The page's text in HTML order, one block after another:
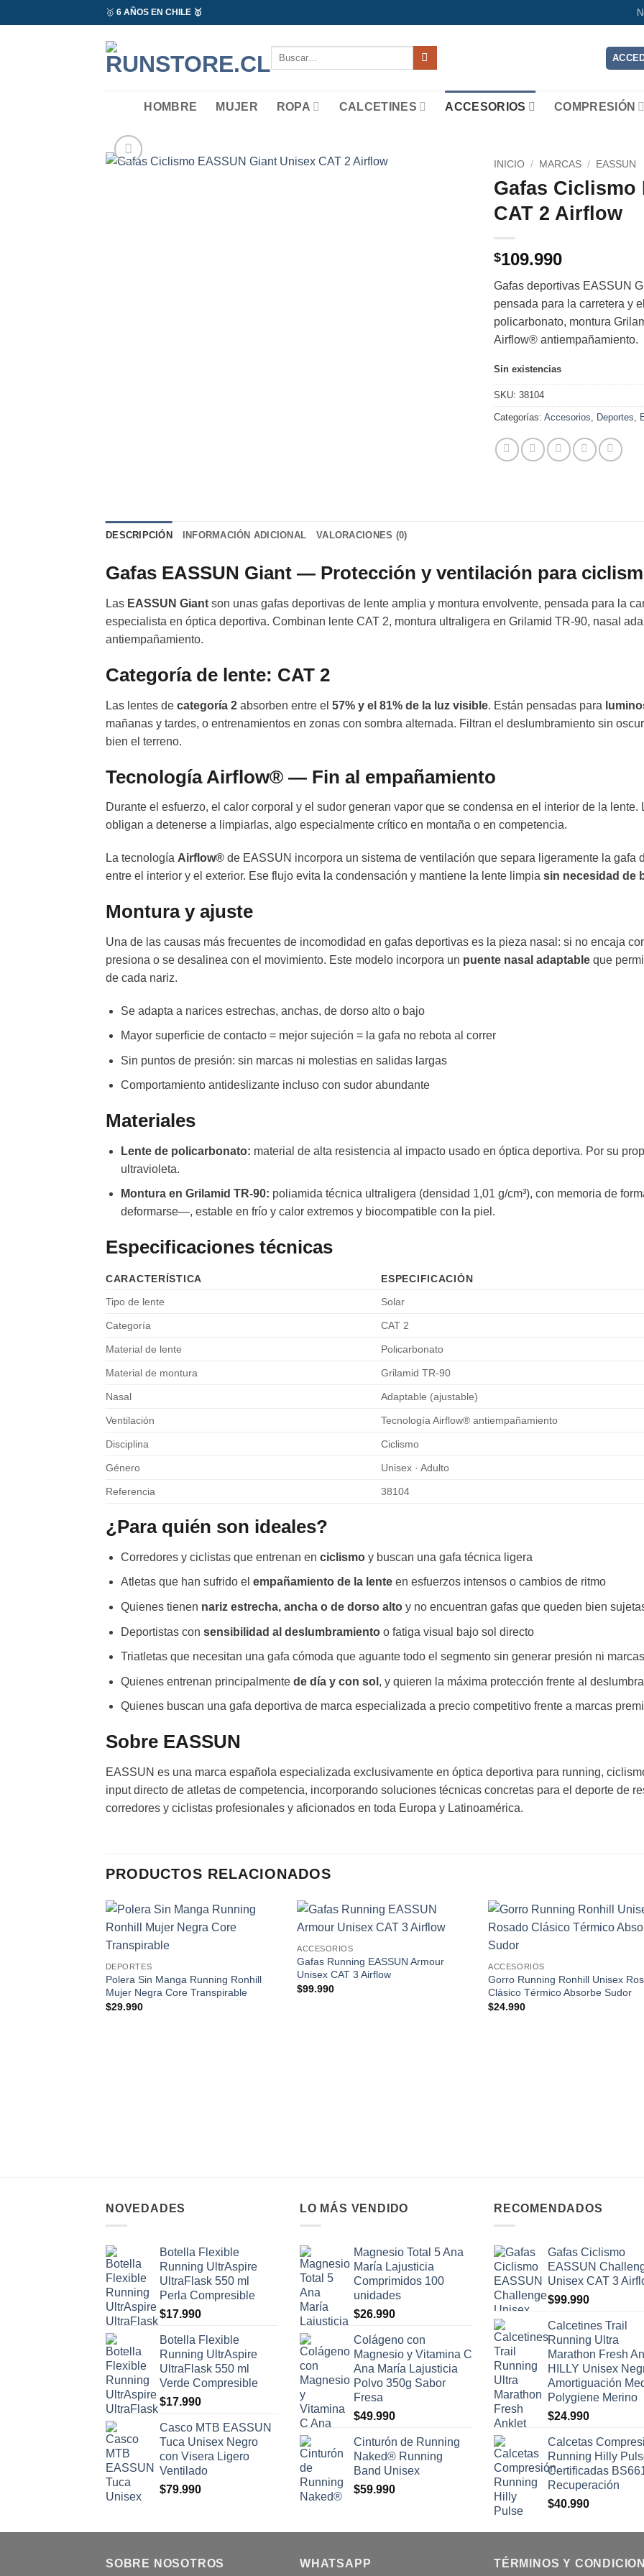
al
🥇 6 AÑOS EN CHILE 🥇
Buscar
HOMBRE MUJER ROPA CALCETINES ACCESORIOS COMPRESIÓN
INICIO / MARCAS / EASSUN
Gafas Ciclismo
CAT 2 Airflow
$109.990
Gafas deportivas EASSUN
pensada para la carretera y
policarbonato, montura
Airflow® antiempañamiento.
Sin existencias
SKU: 38104
Categorías: Accesorios, Deportes,
DESCRIPCIÓN INFORMACIÓN ADICIONAL VALORACIONES (0)
Gafas EASSUN Giant — Protección y ventilación para
Las EASSUN Giant son unas gafas deportivas de lente amplia y montura envolvente, pensada para la
especialista en óptica deportiva. Combinan lente CAT 2, montura ultraligera en Grilamid TR-90, nasal
antiempañamiento.
Categoría de lente: CAT 2
Las lentes de categoría 2 absorben entre el 57% y el 81% de la luz visible. Están pensadas para
mañanas y tardes, o entrenamientos en zonas con sombra alternada. Filtran el deslumbramiento sin
bien el terreno.
Tecnología Airflow® — Fin al empañamiento
Durante el esfuerzo, el calor corporal y el sudor generan vapor que se condensa en el interior de la
obligan a detenerse a limpiarlas, algo especialmente crítico en montaña o en competencia.
La tecnología Airflow® de EASSUN incorpora un sistema de ventilación que separa ligeramente la gafa
entre el interior y el exterior. Ese flujo evita la condensación y mantiene la lente limpia sin necesidad de
Montura y ajuste
Una de las causas más frecuentes de incomodidad en gafas deportivas es la pieza nasal: si no encaja
presiona o se desalinea con el movimiento. Este modelo incorpora un puente nasal adaptable que
de cada nariz.
Se adapta a narices estrechas, anchas, de dorso alto o bajo
Mayor superficie de contacto = mejor sujeción = la gafa no rebota al correr
Sin puntos de presión: sin marcas ni molestias en salidas largas
Comportamiento antideslizante incluso con sudor abundante
Materiales
Lente de policarbonato: material de alta resistencia al impacto usado en óptica deportiva. Por su
ultravioleta.
Montura en Grilamid TR-90: poliamida técnica ultraligera (densidad 1,01 g/cm³), con memoria de
deformarse—, estable en frío y calor extremos y biocompatible con la piel.
Especificaciones técnicas
CARACTERÍSTICA
ESPECIFICACIÓN
Tipo de lente
Solar
Categoría CAT 2
Material de lente Policarbonato
Material de montura Grilamid TR-90
Nasal Adaptable (ajustable)
Ventilación Tecnología Airflow® antiempañamiento
Disciplina Ciclismo
Género Unisex · Adulto
Referencia 38104
¿Para quién son ideales?
Corredores y ciclistas que entrenan en ciclismoy buscan una gafa técnica ligera
Atletas que han sufrido el empañamiento de la lenteen esfuerzos intensos o cambios de ritmo
Quienes tienen nariz estrecha, ancha o de dorso altoy no encuentran gafas que queden bien
Deportistas con sensibilidad al deslumbramientoo fatiga visual bajo sol directo
Triatletas que necesitan una gafa cómoda que aguante todo el segmento sin generar presión ni marcas
Quienes entrenan principalmente de día y con sol , y quieren la máxima protección frente al
Quienes buscan una gafa deportiva de marca especializada a precio competitivo frente a marcas
Sobre EASSUN
EASSUN es una marca española especializada exclusivamente en óptica deportiva para running,
input directo de atletas de competencia, incorporando soluciones técnicas concretas para el deporte de
corredores y ciclistas profesionales y aficionados en toda Europa y Latinoamérica.
PRODUCTOS RELACIONADOS
DEPORTES
Polera Sin Manga Running Ronhill
Mujer Negra Core Transpirable
$29.990
ACCESORIOS
Gafas Running EASSUN Armour
Unisex CAT 3 Airflow
$99.990
ACCESORIOS
Gorro Running Ronhill Unisex
Clásico Térmico Absorbe Sudor
$24.990
NOVEDADES
Botella Flexible
Running UltrAspire
UltraFlask 550 ml
Perla Compresible
$17.990
Botella Flexible
Running UltrAspire
UltraFlask 550 ml
Verde Compresible
$17.990
Casco MTB EASSUN
Tuca Unisex Negro
con Visera Ligero
Ventilado
$79.990
LO MÁS VENDIDO
Magnesio Total 5 Ana
María Lajusticia
Comprimidos 100
unidades
$26.990
Colágeno con
Magnesio y Vitamina C
Ana María Lajusticia
Polvo 350g Sabor
Fresa
$49.990
Cinturón de Running
Naked® Running
Band Unisex
$59.990
RECOMENDADOS
Gafas Ciclismo
EASSUN
Unisex CAT 3
$99.990
Calcetines Trail
Running Ultra
Marathon Fresh
HILLY Unisex
Amortiguación
Polygiene Merino
$24.990
Calcetas
Running Hilly
Certificadas
Recuperación
$40.990
SOBRE NOSOTROS WHATSAPP TÉRMINOS Y